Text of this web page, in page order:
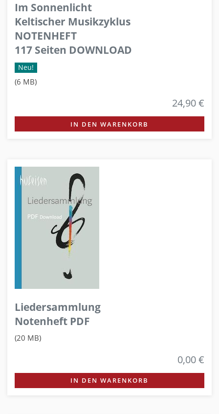
Im Sonnenlicht
Keltischer Musikzyklus
NOTENHEFT
117 Seiten DOWNLOAD
Neu!
(6 MB)
24,90 €
IN DEN WARENKORB
Liedersammlung
Notenheft PDF
(20 MB)
0,00 €
IN DEN WARENKORB